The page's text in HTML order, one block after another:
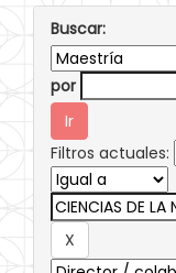
Buscar:
por
Filtros actuales: